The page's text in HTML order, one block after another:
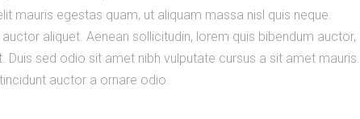
mauris egestas quam, ut aliquam massa nisl quis neque.
aliquet. Aenean sollicitudin, lorem quis bibendum auctor,
Duis sed odio sit amet nibh vulputate cursus a sit amet mauris.
auctor a ornare odio.